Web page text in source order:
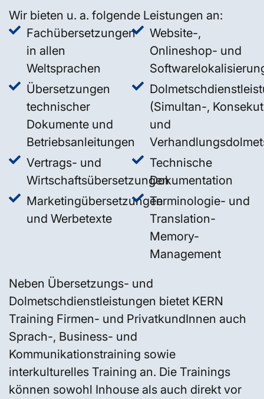
Wir bieten u. a. folgende Leistungen an:
Fachübersetzungen
in allen
Weltsprachen
Übersetzungen
technischer
Dokumente und
Betriebsanleitungen
Vertrags- und
Wirtschaftsübersetzungen
Marketingübersetzungen
und Werbetexte
Website-,
Onlineshop- und
(Simultan-,
und
Technische
Dokumentation
Terminologie- und
Translation-
Memory-
Management
Neben Übersetzungs- und
Dolmetschdienstleistungen bietet KERN
Training Firmen- und PrivatkundInnen auch
Sprach-, Business- und
Kommunikationstraining sowie
interkulturelles Training an. Die Trainings
können sowohl Inhouse als auch direkt vor